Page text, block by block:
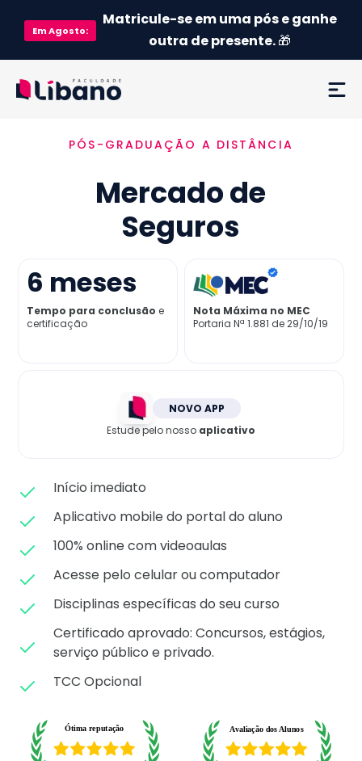
EmAgosto:
Matricule-se em uma pós e ganhe
outra de presente.🎁
Ementa
Como funciona
Credenciamento MEC
Preço
Já sou aluno
PÓS-GRADUAÇÃO A DISTÂNCIA
Mercado de
Seguros
6 meses
Tempo para conclusão e
certificação
Nota Máxima no MEC
Portaria Nª 1.881 de 29/10/19
NOVO APP
Estude pelo nosso aplicativo
Início imediato
Aplicativo mobile do portal do aluno
100% online com videoaulas
Acesse pelo celular ou computador
Disciplinas específicas do seu curso
Certificado aprovado: Concursos, estágios,
serviço público e privado.
TCC Opcional